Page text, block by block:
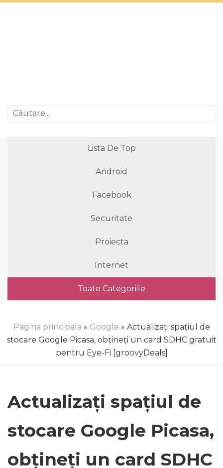
Lista De Top
Android
Facebook
Securitate
Proiecta
Internet
Toate Categoriile
Pagina principala » Google » Actualizați spațiul de
stocare Google Picasa, obțineți un card SDHC gratuit
pentru Eye-Fi [groovyDeals]
Actualizați spațiul de
stocare Google Picasa,
obțineți un card SDHC